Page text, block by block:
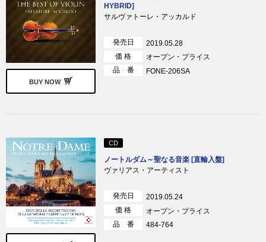
BUY NOW
HYBRID]
サルヴァトーレ・アッカルド
発売日
2019.05.28
価 格
オープン・プライス
品 番
FONE-206SA
CD
ノートルダム～聖なる音楽 [直輸入盤]
ヴァリアス・アーティスト
発売日
2019.05.24
価 格
オープン・プライス
品 番
484-764